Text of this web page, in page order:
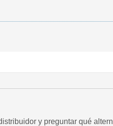
y preguntar qué